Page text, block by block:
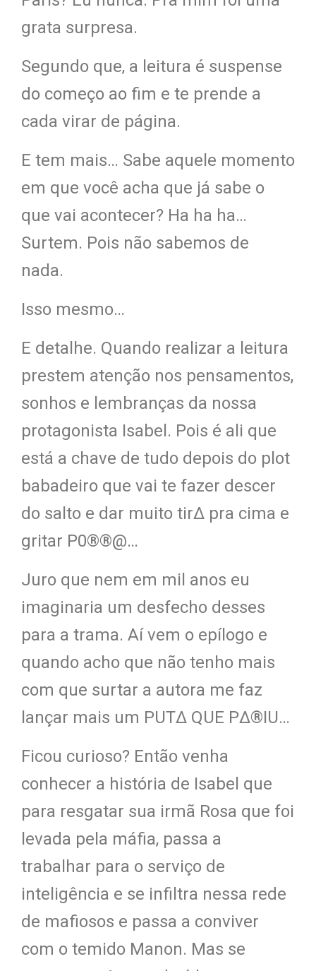
grata surpresa.
Segundo que, a leitura é suspense
do começo ao fim e te prende a
cada virar de página.
E tem mais… Sabe aquele momento
em que você acha que já sabe o
que vai acontecer? Ha ha ha…
Surtem. Pois não sabemos de
nada.
Isso mesmo…
E detalhe. Quando realizar a leitura
prestem atenção nos pensamentos,
sonhos e lembranças da nossa
protagonista Isabel. Pois é ali que
está a chave de tudo depois do plot
babadeiro que vai te fazer descer
do salto e dar muito tir∆ pra cima e
gritar P0®®@…
Juro que nem em mil anos eu
imaginaria um desfecho desses
para a trama. Aí vem o epílogo e
quando acho que não tenho mais
com que surtar a autora me faz
lançar mais um PUT∆ QUE P∆®IU…
Ficou curioso? Então venha
conhecer a história de Isabel que
para resgatar sua irmã Rosa que foi
levada pela máfia, passa a
trabalhar para o serviço de
inteligência e se infiltra nessa rede
de mafiosos e passa a conviver
com o temido Manon. Mas se